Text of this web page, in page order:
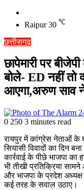
skin
Raipur 30 ℃
छत्तीसगढ़
छापेमारी पर
बोले- ED नहीं तो
आएगा,अरुण साव
0 250 3 minutes read
रायपुर में कांग्रेस नेताओं के
सियासी विवादों का दिन
कार्रवाई के पीछे भाजपा
भी तीखी प्रतिक्रिया
और भाजपा के प्रदेश
कई तरह के सवाल उठाए।